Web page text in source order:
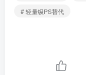
# 轻量级PS替代